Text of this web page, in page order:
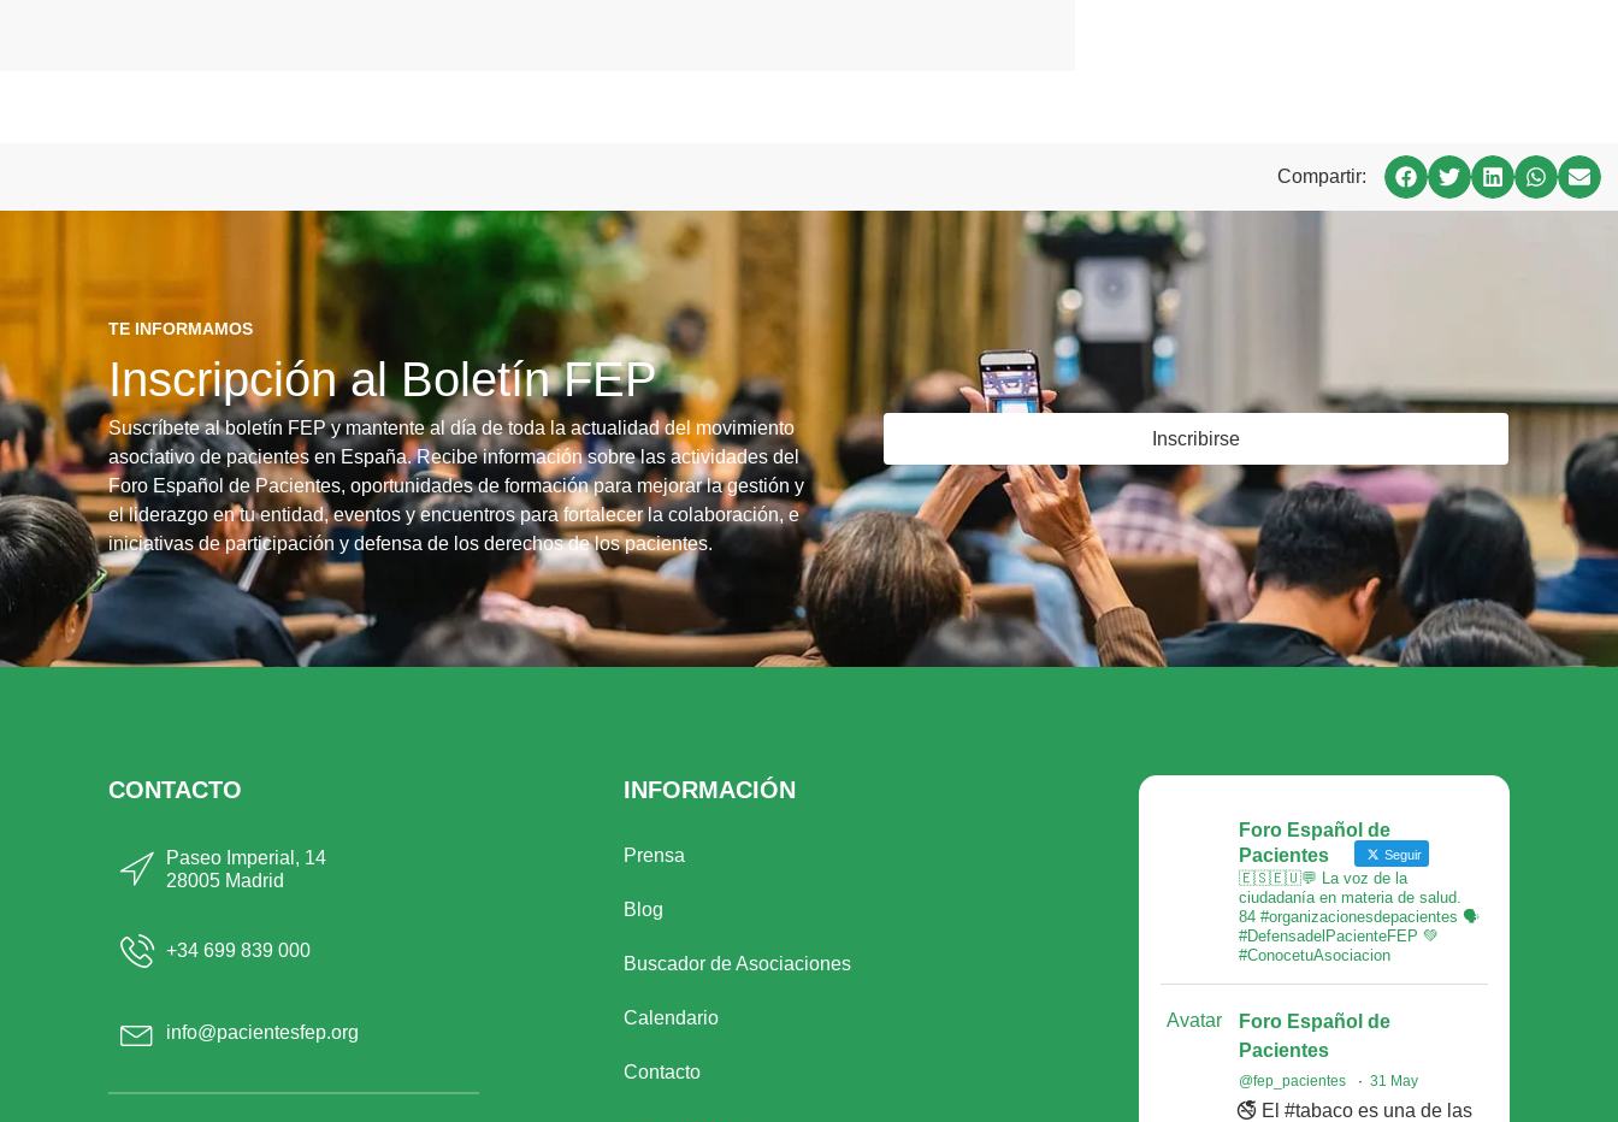
Compartir:
TE INFORMAMOS
Inscripción al Boletín FEP
Suscríbete al boletín FEP y mantente al día de toda la actualidad del movimiento
asociativo de pacientes en España. Recibe información sobre las actividades del
Foro Español de Pacientes, oportunidades de formación para mejorar la gestión y
el liderazgo en tu entidad, eventos y encuentros para fortalecer la colaboración, e
iniciativas de participación y defensa de los derechos de los pacientes.
Inscribirse
CONTACTO
Paseo Imperial, 14
28005 Madrid
+34 699 839 000
info@pacientesfep.org
INFORMACIÓN
Prensa
Blog
Buscador de Asociaciones
Calendario
Contacto
Foro Español de
Pacientes
Seguir
🇪🇸🇪🇺💬 La voz de la
ciudadanía en materia de salud.
84 #organizacionesdepacientes 🗣
#DefensadelPacienteFEP 💚
#ConocetuAsociacion
Avatar
Foro Español de
Pacientes
@fep_pacientes · 31 May
🚭 El #tabaco es una de las